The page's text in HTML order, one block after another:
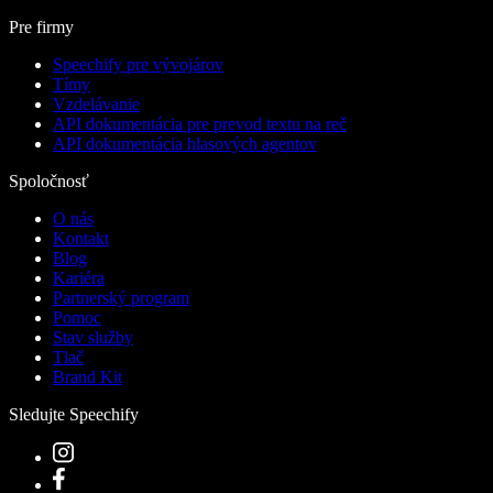
Pre firmy
Speechify pre vývojárov
Tímy
Vzdelávanie
API dokumentácia pre prevod textu na reč
API dokumentácia hlasových agentov
Spoločnosť
O nás
Kontakt
Blog
Kariéra
Partnerský program
Pomoc
Stav služby
Tlač
Brand Kit
Sledujte Speechify